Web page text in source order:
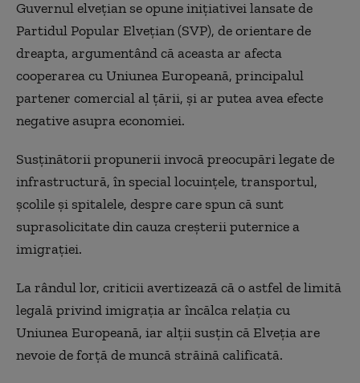
Guvernul elvețian se opune inițiativei lansate de
Partidul Popular Elvețian (SVP), de orientare de
dreapta, argumentând că aceasta ar afecta
cooperarea cu Uniunea Europeană, principalul
partener comercial al țării, și ar putea avea efecte
negative asupra economiei.
Susținătorii propunerii invocă preocupări legate de
infrastructură, în special locuințele, transportul,
școlile și spitalele, despre care spun că sunt
suprasolicitate din cauza creșterii puternice a
imigrației.
La rândul lor, criticii avertizează că o astfel de limită
legală privind imigrația ar încălca relația cu
Uniunea Europeană, iar alții susțin că Elveția are
nevoie de forță de muncă străină calificată.